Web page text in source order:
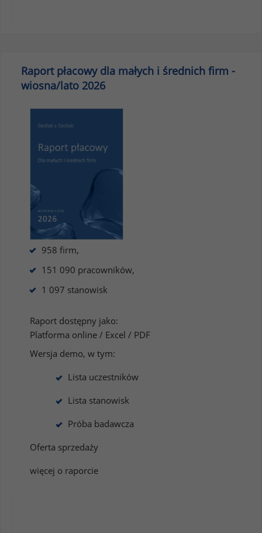
Raport płacowy dla małych i średnich firm -
wiosna/lato 2026
958 firm,
151 090 pracowników,
1 097 stanowisk
Raport dostępny jako:
Platforma online / Excel / PDF
Wersja demo, w tym:
Lista uczestników
Lista stanowisk
Próba badawcza
Oferta sprzedaży
więcej o raporcie